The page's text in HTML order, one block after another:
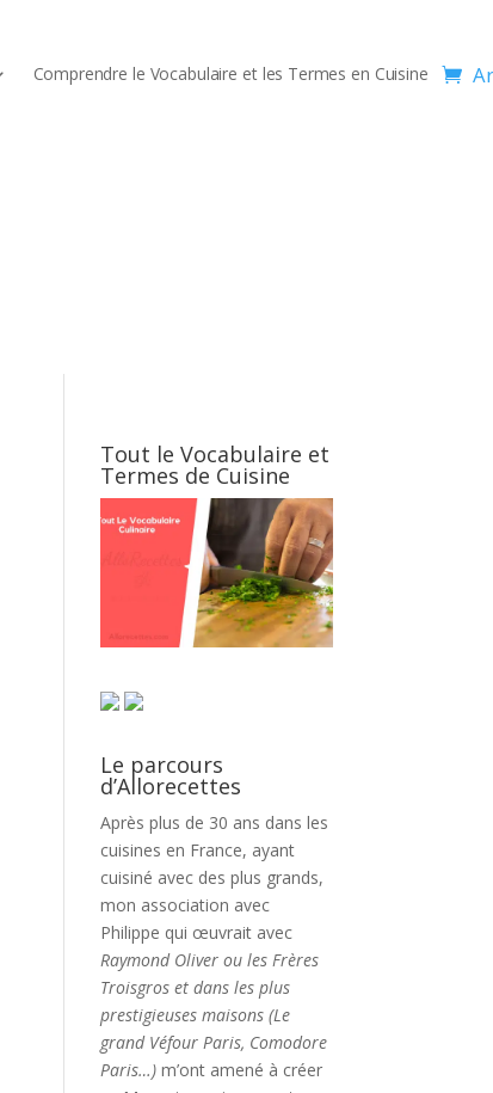
Comprendre le Vocabulaire et les Termes en Cuisine
Tout le Vocabulaire et
Termes de Cuisine
Le parcours
d’Allorecettes
Après plus de 30 ans dans les
cuisines en France, ayant
cuisiné avec des plus grands,
mon association avec
Philippe qui œuvrait avec
Raymond Oliver ou les Frères
Troisgros et dans les plus
prestigieuses maisons (Le
grand Véfour Paris, Comodore
Paris…) m’ont amené à créer